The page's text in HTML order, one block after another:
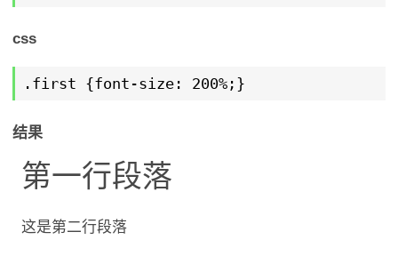
css
.first {font-size: 200%;}
结果
第一行段落
这是第二行段落